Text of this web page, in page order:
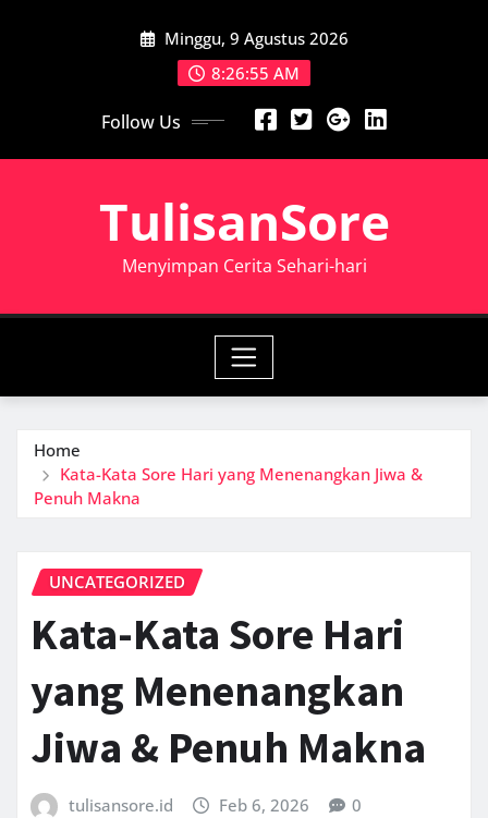
Minggu, 9 Agustus 2026
8:26:56 AM
Follow Us
TulisanSore
Menyimpan Cerita Sehari-hari
Home
Kata-Kata Sore Hari yang Menenangkan Jiwa &
Penuh Makna
UNCATEGORIZED
Kata-Kata Sore Hari
yang Menenangkan
Jiwa & Penuh Makna
tulisansore.id Feb 6, 2026 0